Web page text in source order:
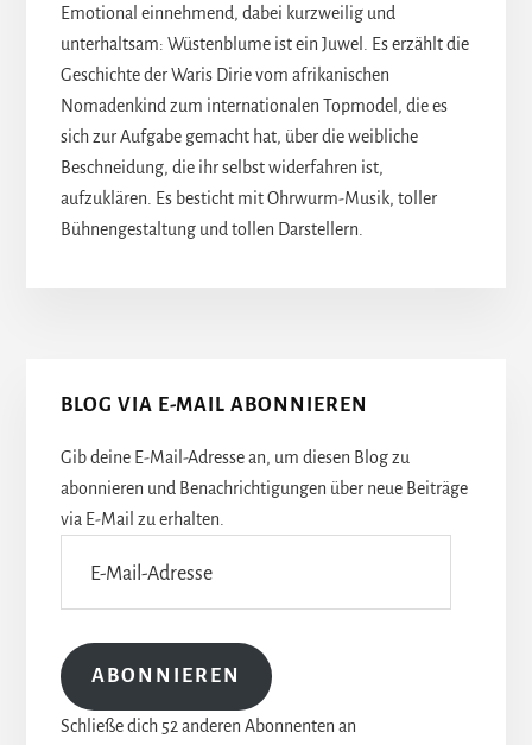
Emotional einnehmend, dabei kurzweilig und
unterhaltsam: Wüstenblume ist ein Juwel. Es erzählt die
Geschichte der Waris Dirie vom afrikanischen
Nomadenkind zum internationalen Topmodel, die es
sich zur Aufgabe gemacht hat, über die weibliche
Beschneidung, die ihr selbst widerfahren ist,
aufzuklären. Es besticht mit Ohrwurm-Musik, toller
Bühnengestaltung und tollen Darstellern.
Seitenspalte
BLOG VIA E-MAIL ABONNIEREN
Gib deine E-Mail-Adresse an, um diesen Blog zu
abonnieren und Benachrichtigungen über neue Beiträge
via E-Mail zu erhalten.
Mail-
Adresse
ABONNIEREN
Schließe dich 52 anderen Abonnenten an